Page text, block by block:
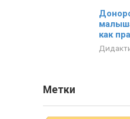
как
Метки